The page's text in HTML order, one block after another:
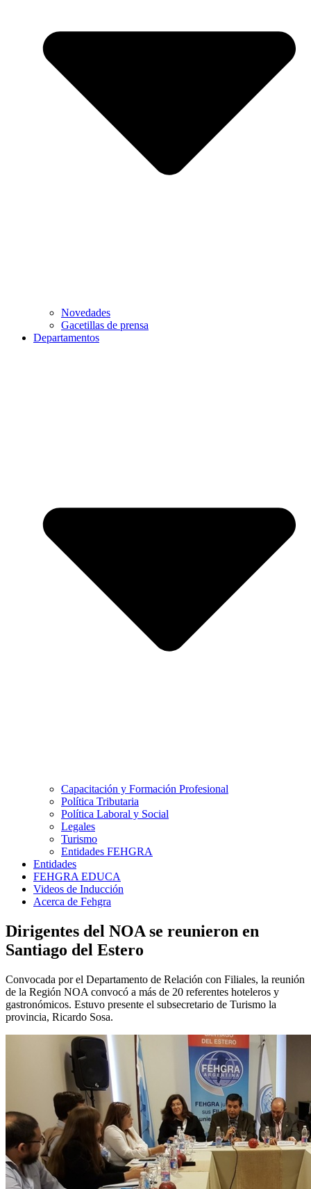
Novedades
Gacetillas de prensa
Departamentos
Capacitación y Formación Profesional
Política Tributaria
Política Laboral y Social
Legales
Turismo
Entidades FEHGRA
Entidades
FEHGRA EDUCA
Videos de Inducción
Acerca de Fehgra
Dirigentes del NOA se reunieron en
Santiago del Estero
Convocada por el Departamento de Relación con Filiales, la reunión
de la Región NOA convocó a más de 20 referentes hoteleros y
gastronómicos. Estuvo presente el subsecretario de Turismo la
provincia, Ricardo Sosa.